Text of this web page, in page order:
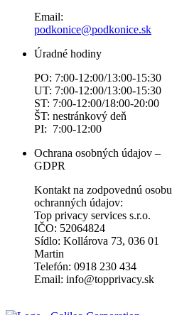
Email:
podkonice@podkonice.sk
Úradné hodiny
PO: 7:00-12:00/13:00-15:30
UT: 7:00-12:00/13:00-15:30
ST: 7:00-12:00/18:00-20:00
ŠT: nestránkový deň
PI: 7:00-12:00
Ochrana osobných údajov –
GDPR
Kontakt na zodpovednú osobu
ochranných údajov:
Top privacy services s.r.o.
IČO: 52064824
Sídlo: Kollárova 73, 036 01
Martin
Telefón: 0918 230 434
Email: info@topprivacy.sk